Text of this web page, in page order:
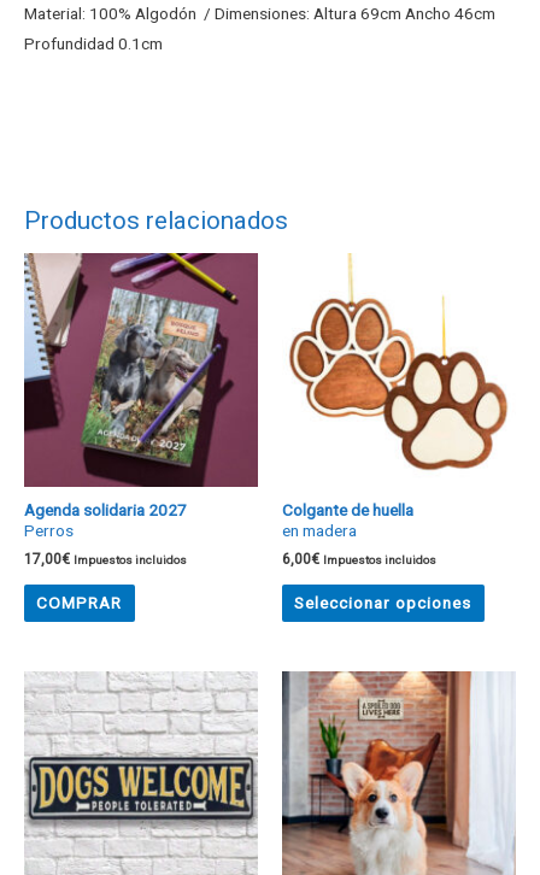
Material: 100% Algodón / Dimensiones: Altura 69cm Ancho 46cm
Profundidad 0.1cm
Productos relacionados
Agenda solidaria 2027
Perros
17,00€ Impuestos incluidos
COMPRAR
Colgante de huella
en madera
6,00€ Impuestos incluidos
Seleccionar opciones